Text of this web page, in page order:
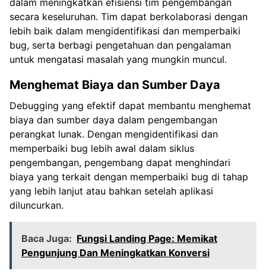
dalam meningkatkan efisiensi tim pengembangan
secara keseluruhan. Tim dapat berkolaborasi dengan
lebih baik dalam mengidentifikasi dan memperbaiki
bug, serta berbagi pengetahuan dan pengalaman
untuk mengatasi masalah yang mungkin muncul.
Menghemat Biaya dan Sumber Daya
Debugging yang efektif dapat membantu menghemat
biaya dan sumber daya dalam pengembangan
perangkat lunak. Dengan mengidentifikasi dan
memperbaiki bug lebih awal dalam siklus
pengembangan, pengembang dapat menghindari
biaya yang terkait dengan memperbaiki bug di tahap
yang lebih lanjut atau bahkan setelah aplikasi
diluncurkan.
Baca Juga: Fungsi Landing Page: Memikat
Pengunjung Dan Meningkatkan Konversi